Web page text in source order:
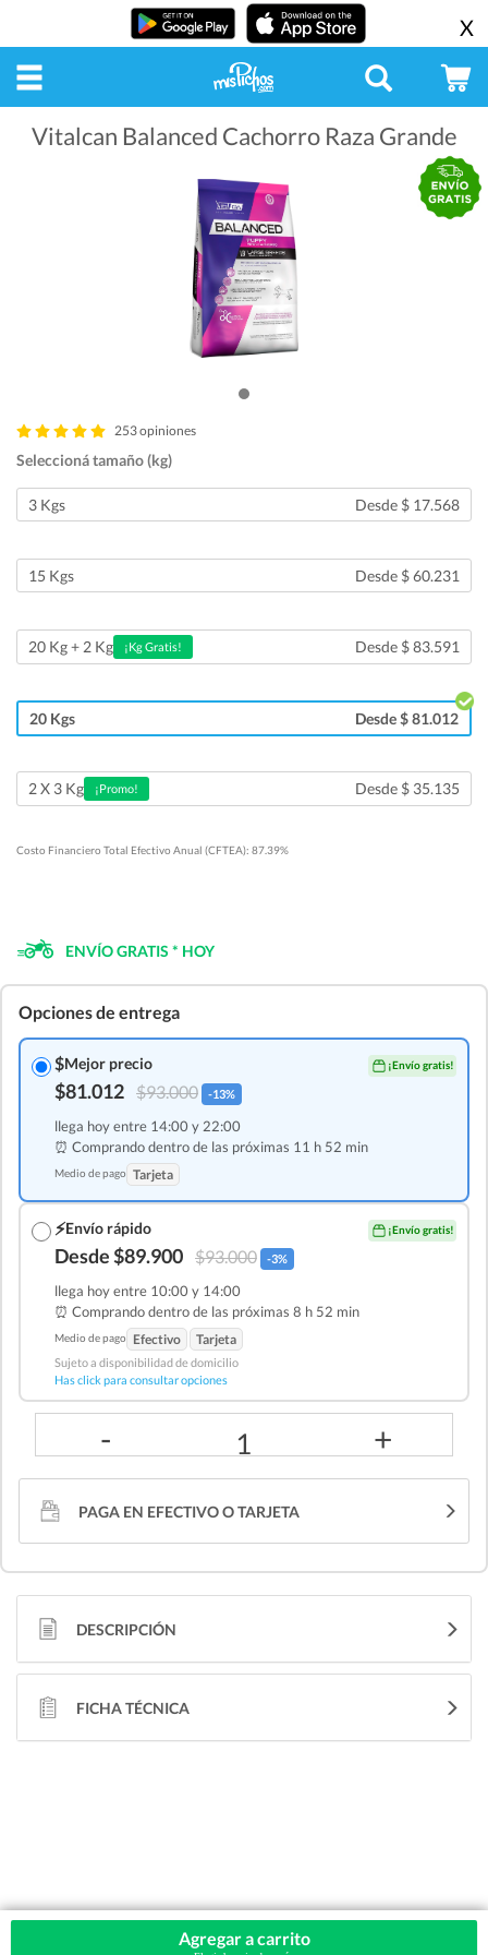
X
Vitalcan Balanced Cachorro Raza Grande
253 opiniones
Seleccioná tamaño (kg)
3 Kgs Desde $ 17.568
15 Kgs Desde $ 60.231
20 Kg + 2 Kg ¡Kg Gratis! Desde $ 83.591
20 Kgs Desde $ 81.012
2 X 3 Kg ¡Promo! Desde $ 35.135
Costo Financiero Total Efectivo Anual (CFTEA): 87.39%
ENVÍO GRATIS * HOY
Opciones de entrega
$Mejor precio ¡Envío gratis!
$81.012 $93.000 -13%
llega hoy entre 14:00 y 22:00
⏰ Comprando dentro de las próximas 11 h 52 min
Medio de pago Tarjeta
⚡Envío rápido ¡Envío gratis!
Desde $89.900 $93.000 -3%
llega hoy entre 10:00 y 14:00
⏰ Comprando dentro de las próximas 8 h 52 min
Medio de pago Efectivo Tarjeta
Sujeto a disponibilidad de domicilio
Has click para consultar opciones
- 1 +
Agregar a carrito
PAGA EN EFECTIVO O TARJETA
DESCRIPCIÓN
FICHA TÉCNICA